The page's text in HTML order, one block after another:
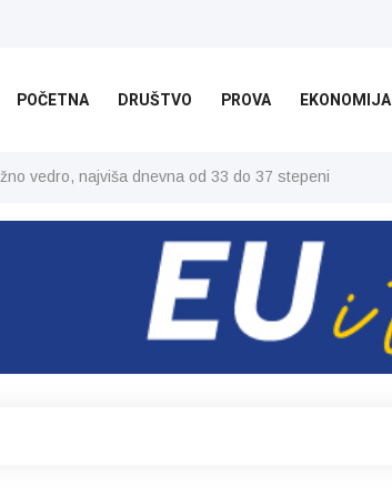
POČETNA DRUŠTVO PROVA EKONOMIJA
vedro, najviša dnevna od 33 do 37 stepeni